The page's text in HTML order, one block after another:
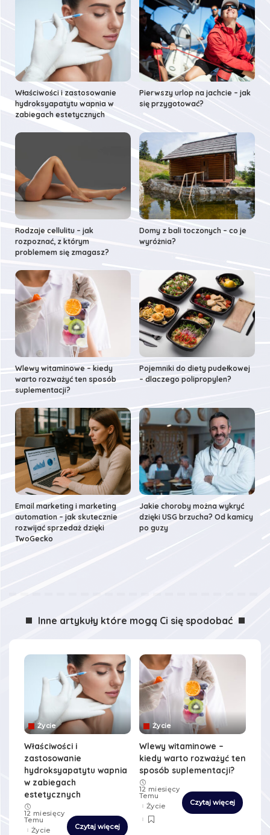
Właściwości i zastosowanie
hydroksyapatytu wapnia w
zabiegach estetycznych
Pierwszy urlop na jachcie – jak
się przygotować?
Rodzaje cellulitu – jak
rozpoznać, z którym
problemem się zmagasz?
Domy z bali toczonych – co je
wyróżnia?
Wlewy witaminowe – kiedy
warto rozważyć ten sposób
suplementacji?
Pojemniki do diety pudełkowej
– dlaczego polipropylen?
Email marketing i marketing
automation – jak skutecznie
rozwijać sprzedaż dzięki
TwoGecko
Jakie choroby można wykryć
dzięki USG brzucha? Od kamicy
po guzy
Inne artykuły które mogą Ci się spodobać
Życie
Właściwości i
zastosowanie
hydroksyapatytu wapnia
w zabiegach
estetycznych
12 miesięcy
Temu
Życie
Czytaj więcej
Życie
Wlewy witaminowe –
kiedy warto rozważyć ten
sposób suplementacji?
12 miesięcy
Temu
Życie
Czytaj więcej